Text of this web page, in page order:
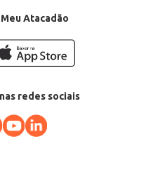
Atacadão
redes sociais